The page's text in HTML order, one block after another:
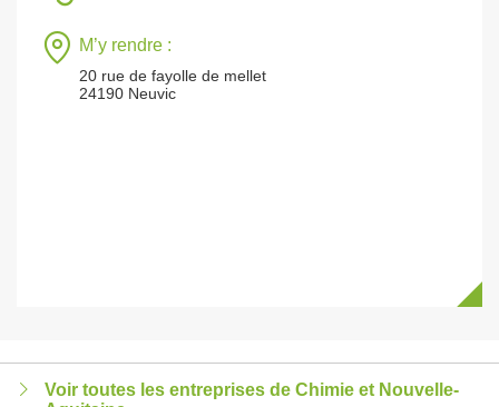
M’y rendre :
20 rue de fayolle de mellet
24190 Neuvic
Voir toutes les entreprises de Chimie et Nouvelle-